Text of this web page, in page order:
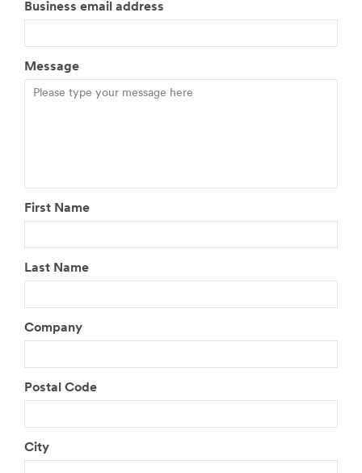
Business email address
Message
First Name
Last Name
Company
Postal Code
City